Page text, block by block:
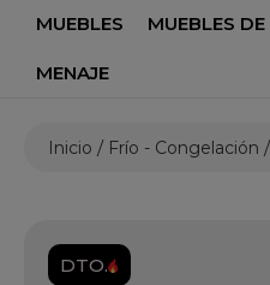
MUEBLES MUEBLES
MENAJE
Inicio Frío - Congelación
DTO.